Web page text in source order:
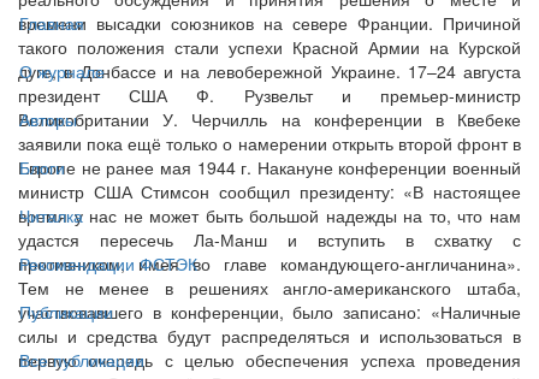
Главная
О журнале
Авторы
Блоги
Читалка
Рекомендации ФСТЭК
Публикации
Все публикации
времени высадки союзников на севере Франции. Причиной
такого положения стали успехи Красной Армии на Курской
дуге, в Донбассе и на левобережной Украине. 17–24 августа
президент США Ф. Рузвельт и премьер-министр
Великобритании У. Черчилль на конференции в Квебеке
заявили пока ещё только о намерении открыть второй фронт в
Европе не ранее мая 1944 г. Накануне конференции военный
министр США Стимсон сообщил президенту: «В настоящее
время у нас не может быть большой надежды на то, что нам
удастся пересечь Ла-Манш и вступить в схватку с
противником, имея во главе командующего-англичанина».
Тем не менее в решениях англо-американского штаба,
участвовавшего в конференции, было записано: «Наличные
силы и средства будут распределяться и использоваться в
первую очередь с целью обеспечения успеха проведения